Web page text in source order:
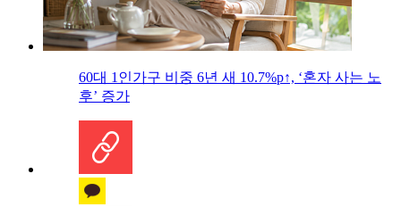
60대 1인가구 비중 6년 새 10.7%p↑, ‘혼자 사는 노
후’ 증가